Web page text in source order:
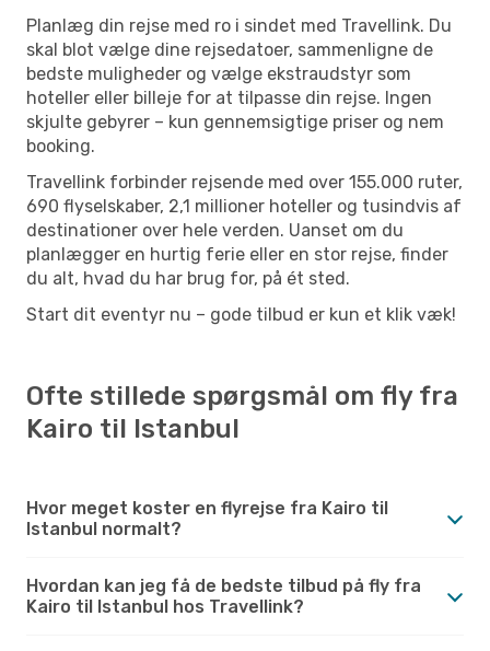
Planlæg din rejse med ro i sindet med Travellink. Du
skal blot vælge dine rejsedatoer, sammenligne de
bedste muligheder og vælge ekstraudstyr som
hoteller eller billeje for at tilpasse din rejse. Ingen
skjulte gebyrer – kun gennemsigtige priser og nem
booking.
Travellink forbinder rejsende med over 155.000 ruter,
690 flyselskaber, 2,1 millioner hoteller og tusindvis af
destinationer over hele verden. Uanset om du
planlægger en hurtig ferie eller en stor rejse, finder
du alt, hvad du har brug for, på ét sted.
Start dit eventyr nu – gode tilbud er kun et klik væk!
Ofte stillede spørgsmål om fly fra
Kairo til Istanbul
Hvor meget koster en flyrejse fra Kairo til
Istanbul normalt?
Hvordan kan jeg få de bedste tilbud på fly fra
Kairo til Istanbul hos Travellink?